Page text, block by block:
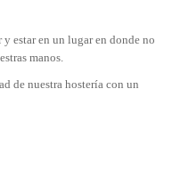
y estar en un lugar en donde no
manos.
de nuestra hostería con un